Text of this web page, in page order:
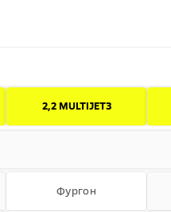
2,2 MULTIJET3
Фургон